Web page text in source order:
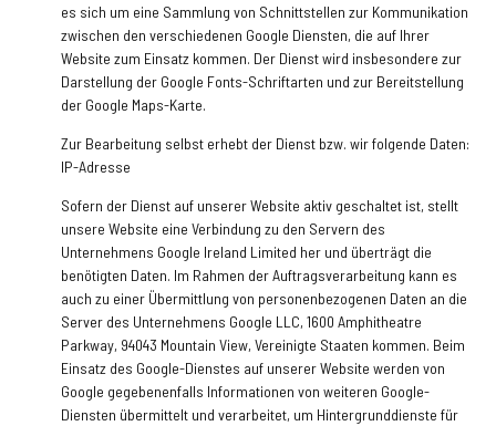
es sich um eine Sammlung von Schnittstellen zur Kommunikation
zwischen den verschiedenen Google Diensten, die auf Ihrer
Website zum Einsatz kommen. Der Dienst wird insbesondere zur
Darstellung der Google Fonts-Schriftarten und zur Bereitstellung
der Google Maps-Karte.
Zur Bearbeitung selbst erhebt der Dienst bzw. wir folgende Daten:
IP-Adresse
Sofern der Dienst auf unserer Website aktiv geschaltet ist, stellt
unsere Website eine Verbindung zu den Servern des
Unternehmens Google Ireland Limited her und überträgt die
benötigten Daten. Im Rahmen der Auftragsverarbeitung kann es
auch zu einer Übermittlung von personenbezogenen Daten an die
Server des Unternehmens Google LLC, 1600 Amphitheatre
Parkway, 94043 Mountain View, Vereinigte Staaten kommen. Beim
Einsatz des Google-Dienstes auf unserer Website werden von
Google gegebenenfalls Informationen von weiteren Google-
Diensten übermittelt und verarbeitet, um Hintergrunddienste für